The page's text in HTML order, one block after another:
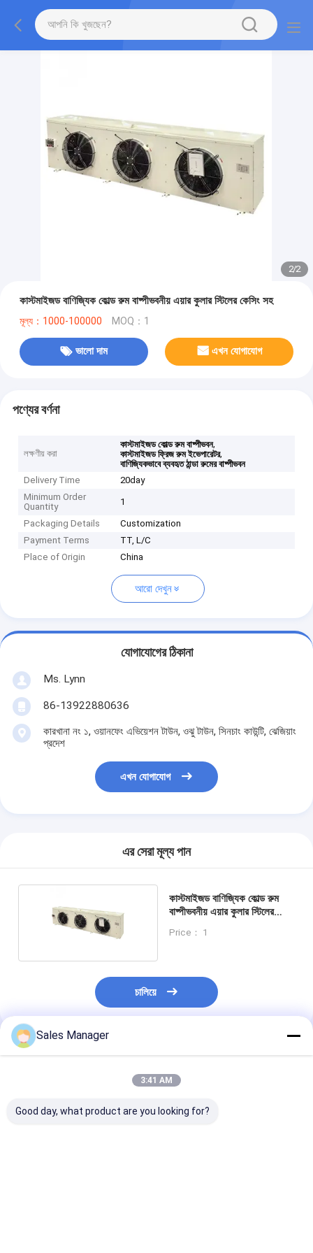
2/2
কাস্টমাইজড বাণিজ্যিক কোল্ড রুম বাষ্পীভবনীয় এয়ার কুলার স্টিলের কেসিং সহ
মূল্য：1000-100000 MOQ：1
ভালো দাম এখন যোগাযোগ
পণ্যের বর্ণনা
লক্ষণীয় করা
কাস্টমাইজড কোল্ড রুম বাষ্পীভবন,
কাস্টমাইজড ফ্রিজ রুম ইভেপারেটর,
বাণিজ্যিকভাবে ব্যবহৃত ঠান্ডা রুমের বাষ্পীভবন
Delivery Time
20day
Minimum Order
Quantity
1
Packaging Details
Customization
Payment Terms
TT, L/C
Place of Origin
China
আরো দেখুন
যোগাযোগের ঠিকানা
Ms. Lynn
86-13922880636
কারখানা নং ১, ওয়ানফেং এভিয়েশন টাউন, ওঝু টাউন, সিনচাং কাউন্টি, ঝেজিয়াং
প্রদেশ
এখন যোগাযোগ
এর সেরা মূল্য পান
কাস্টমাইজড বাণিজ্যিক কোল্ড রুম
বাষ্পীভবনীয় এয়ার কুলার স্টিলের
Price： 1
চালিয়ে
প্রস্তাবিত পণ্য
Sales Manager
3:41 AM
Good day, what product are you looking for?